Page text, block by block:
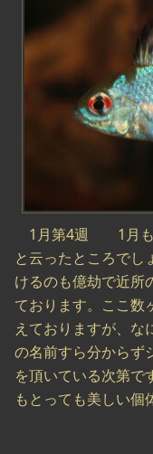
1月第4週 1月も
と云ったところでし
けるのも億劫で近所
ております。ここ数
えておりますが、な
の名前すら分からず
を頂いている次第で
もとっても美しい個